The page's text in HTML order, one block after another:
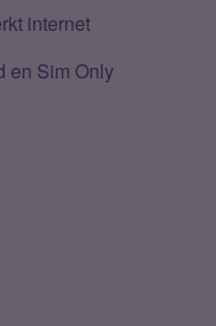
internet
en Sim Only